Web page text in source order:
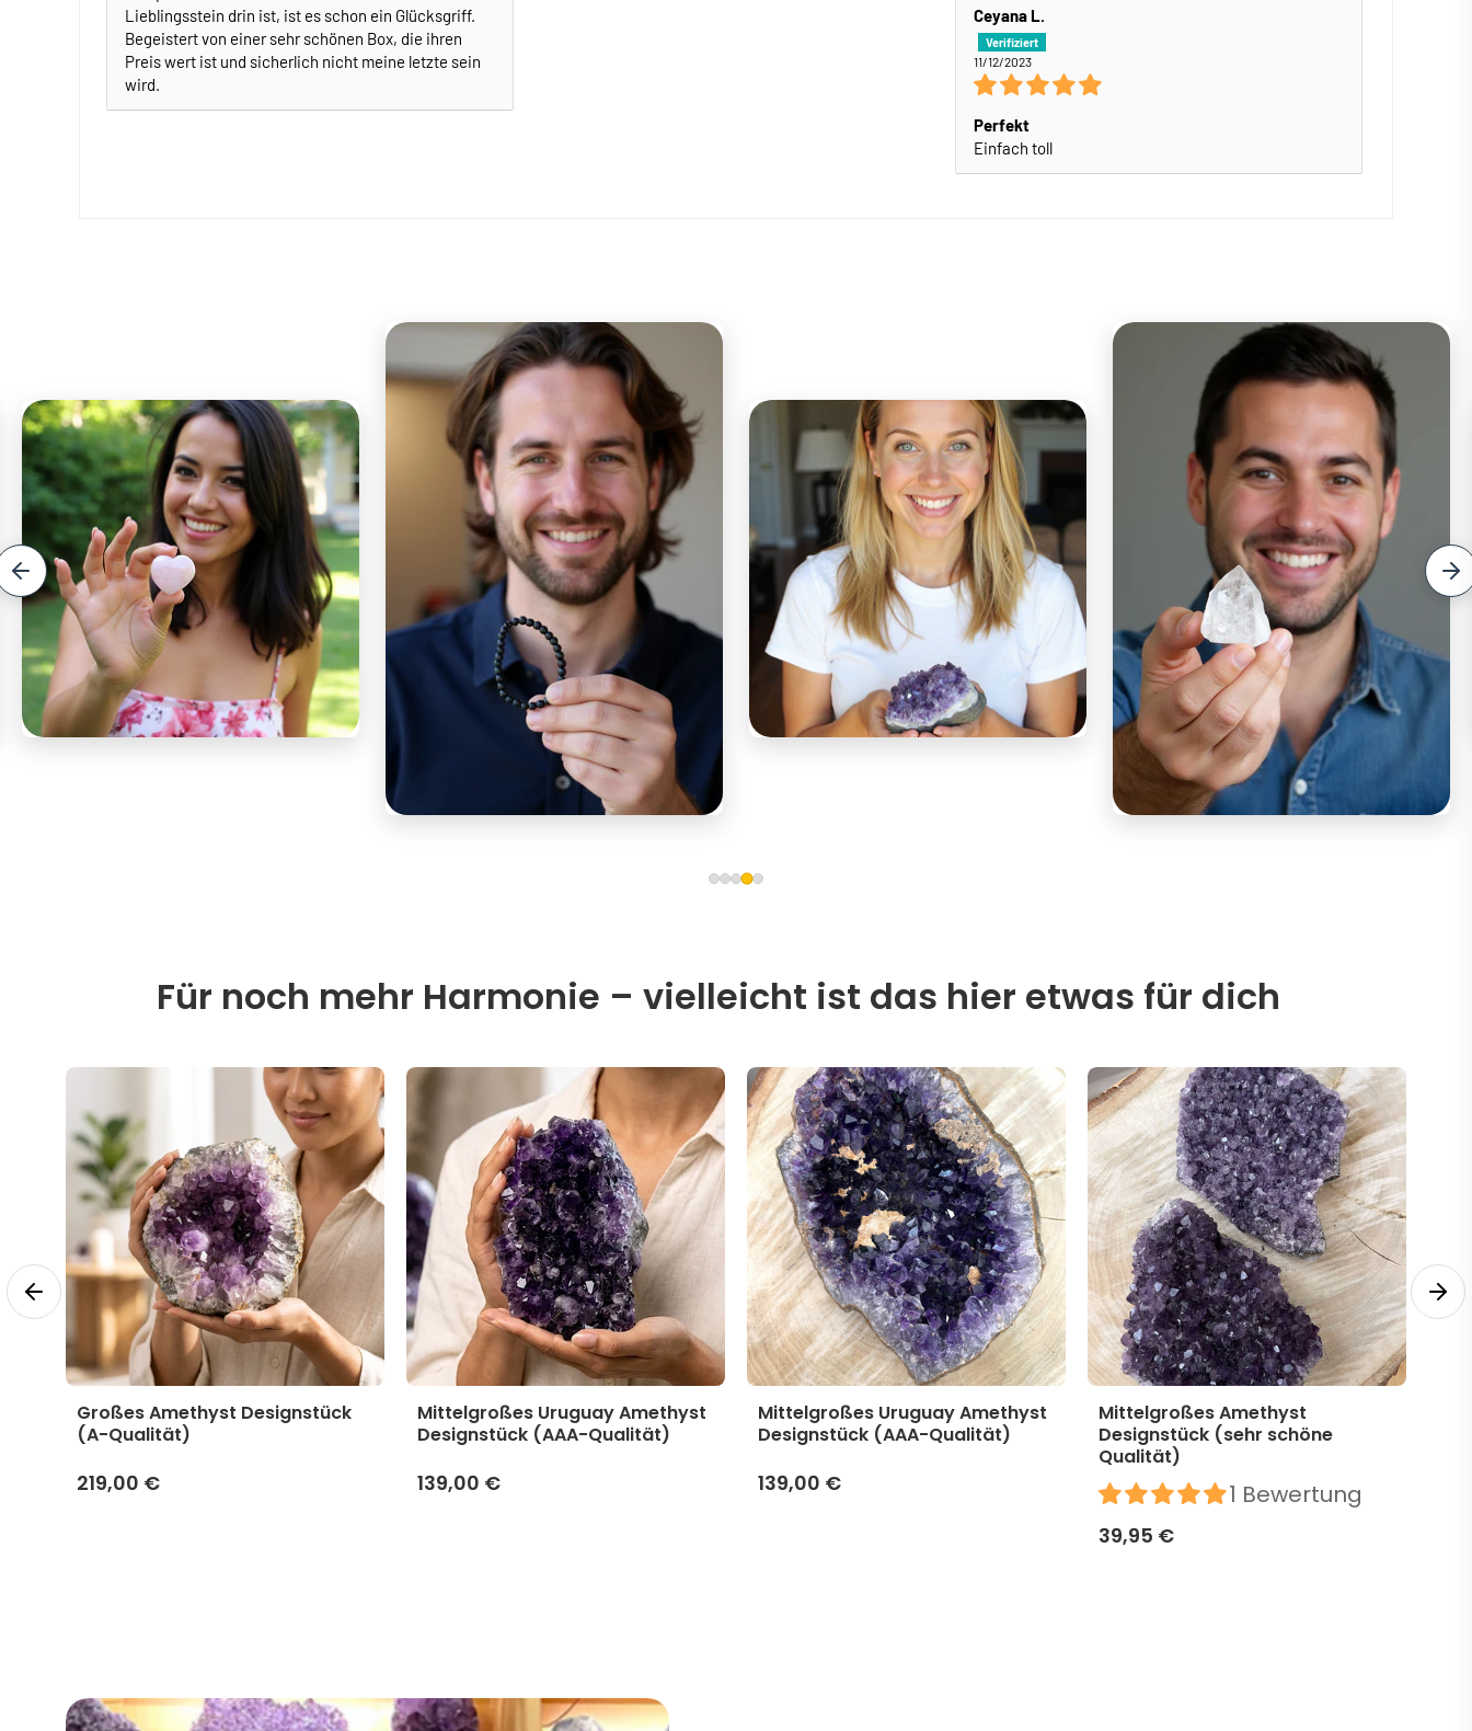
Lieblingsstein drin ist, ist es schon ein Glücksgriff.
Begeistert von einer sehr schönen Box, die ihren
Preis wert ist und sicherlich nicht meine letzte sein
wird.
Ceyana L.
11/12/2023
Perfekt
Einfach toll
Für noch mehr Harmonie – vielleicht ist das hier etwas für dich
Großes Amethyst Designstück
(A-Qualität)
219,00 €
Mittelgroßes Uruguay Amethyst
Designstück (AAA-Qualität)
139,00 €
Mittelgroßes Uruguay Amethyst
Designstück (AAA-Qualität)
139,00 €
Mittelgroßes Amethyst
Designstück (sehr schöne
Qualität)
1 Bewertung
39,95 €